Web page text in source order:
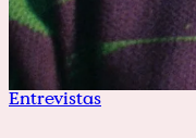
Entrevistas